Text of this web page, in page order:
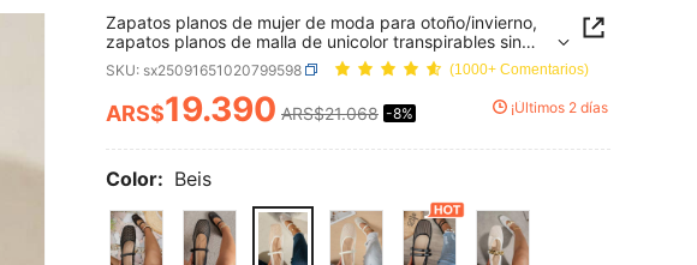
Zapatos planos de mujer de moda para otoño/invierno,
zapatos planos de malla de unicolor transpirables sin
cordones, Mary Jane, zapatos de ballet, zapatos de
verano
SKU: sx25091651020799598 (1000+ Comentarios)
PRICE AND AVAILABILITY
ARS$19.390 ARS$21.068 -8% ¡Últimos 2 días
Color: Beis